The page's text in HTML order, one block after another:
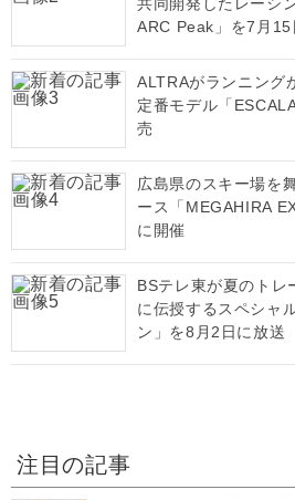
ARC Peak」を7月15
ALTRAがランニング
定番モデル「
売
広島県のスキー場を
ース「MEGAHIRA
に開催
BSテレ東が夏のトレ
に伝授するスペシャ
ン」を8月2日に放送
注目の記事